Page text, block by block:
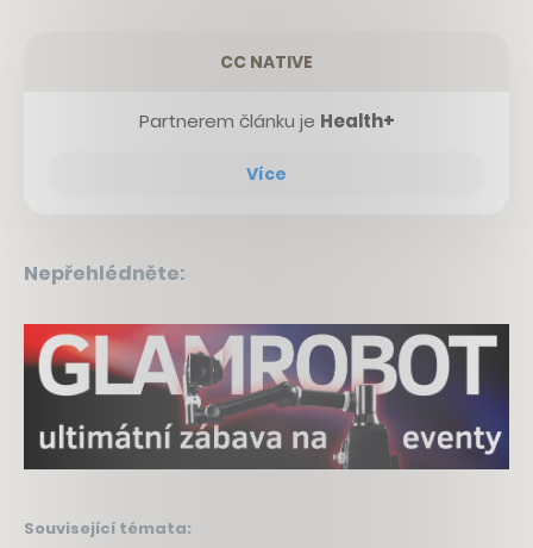
CC NATIVE
Partnerem článku je Health+
Více
Nepřehlédněte:
Související témata: